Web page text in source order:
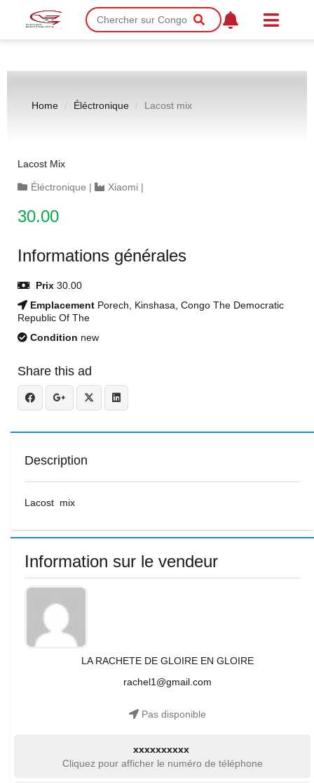
Home Éléctronique Lacost mix
Lacost Mix
Éléctronique | Xiaomi |
30.00
Informations générales
Prix 30.00
Emplacement Porech, Kinshasa, Congo The Democratic
Republic Of The
Condition new
Share this ad
Description
Lacost mix
Information sur le vendeur
LA RACHETE DE GLOIRE EN GLOIRE
rachel1@gmail.com
Pas disponible
xxxxxxxxxx
Cliquez pour afficher le numéro de téléphone